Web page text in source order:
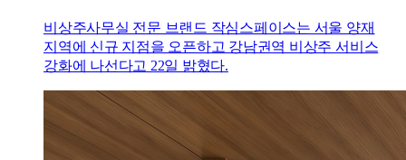
비상주사무실 전문 브랜드 작심스페이스는 서울 양재
지역에 신규 지점을 오픈하고 강남권역 비상주 서비스
강화에 나선다고 22일 밝혔다.